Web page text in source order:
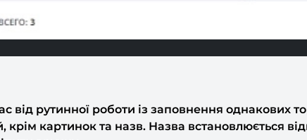
рутинної роботи із заповнення однакових
крім картинок та назв. Назва встановлюється